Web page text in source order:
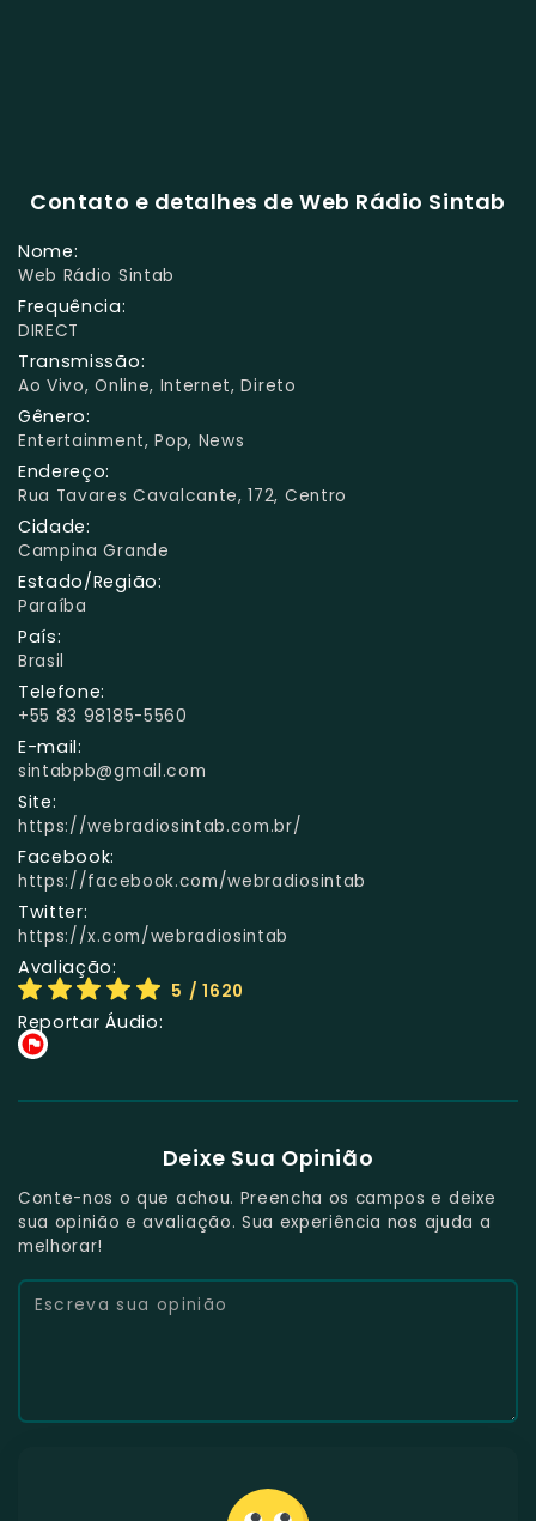
Contato e detalhes de Web Rádio Sintab
Nome:
Web Rádio Sintab
Frequência:
DIRECT
Transmissão:
Ao Vivo, Online, Internet, Direto
Gênero:
Entertainment, Pop, News
Endereço:
Rua Tavares Cavalcante, 172, Centro
Cidade:
Campina Grande
Estado/Região:
Paraíba
País:
Brasil
Telefone:
+55 83 98185-5560
E-mail:
sintabpb@gmail.com
Site:
https://webradiosintab.com.br/
Facebook:
https://facebook.com/webradiosintab
Twitter:
https://x.com/webradiosintab
Avaliação:
5 / 1620
Reportar Áudio:
Deixe Sua Opinião
Conte-nos o que achou. Preencha os campos e deixe
sua opinião e avaliação. Sua experiência nos ajuda a
melhorar!